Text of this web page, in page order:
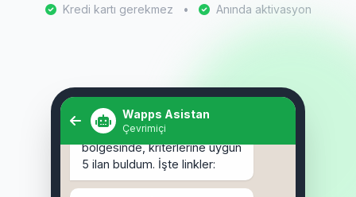
Kredi kartı gerekmez • Anında aktivasyon
Wapps Asistan
Çevrimiçi
ev arıyorum. 🏠
Selam Ahmet! 👋 Kadıköy
bölgesinde, kriterlerine uygun
5 ilan buldum. İşte linkler: